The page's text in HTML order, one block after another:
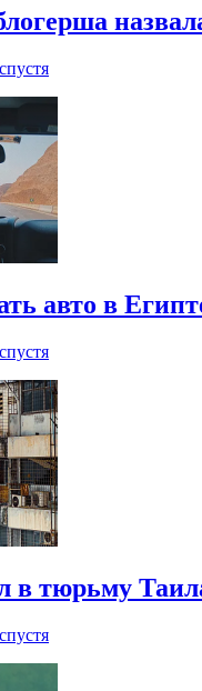
авто в
в тюрьму